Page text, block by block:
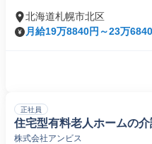
北海道札幌市北区
月給19万8840円～23万
正社員
住宅型有料老人ホームの
株式会社アンビス